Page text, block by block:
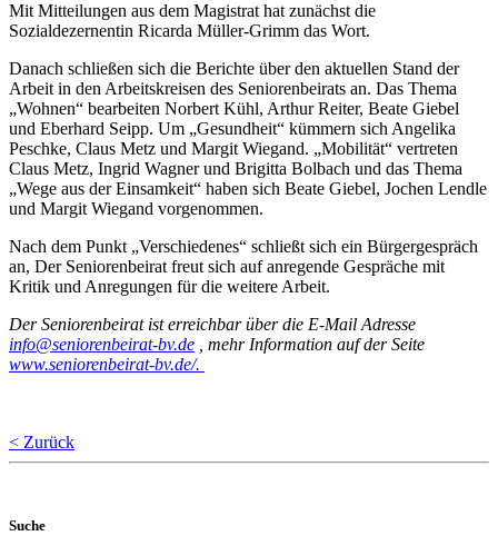
Mit Mitteilungen aus dem Magistrat hat zunächst die
Sozialdezernentin Ricarda Müller-Grimm das Wort.
Danach schließen sich die Berichte über den aktuellen Stand der
Arbeit in den Arbeitskreisen des Seniorenbeirats an. Das Thema
„Wohnen“ bearbeiten Norbert Kühl, Arthur Reiter, Beate Giebel
und Eberhard Seipp. Um „Gesundheit“ kümmern sich Angelika
Peschke, Claus Metz und Margit Wiegand. „Mobilität“ vertreten
Claus Metz, Ingrid Wagner und Brigitta Bolbach und das Thema
„Wege aus der Einsamkeit“ haben sich Beate Giebel, Jochen Lendle
und Margit Wiegand vorgenommen.
Nach dem Punkt „Verschiedenes“ schließt sich ein Bürgergespräch
an, Der Seniorenbeirat freut sich auf anregende Gespräche mit
Kritik und Anregungen für die weitere Arbeit.
Der Seniorenbeirat ist erreichbar über die E-Mail Adresse
info@seniorenbeirat-bv.de , mehr Information auf der Seite
www.seniorenbeirat-bv.de/.
< Zurück
Suche